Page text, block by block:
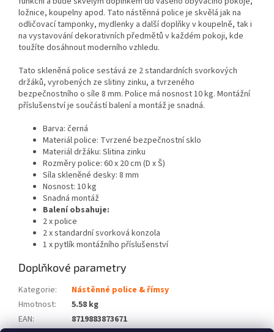
ložnice, koupelny apod. Tato nástěnná police je skvělá jak na
odličovací tamponky, mydlenky a další doplňky v koupelně, tak i
na vystavování dekorativních předmětů v každém pokoji, kde
toužíte dosáhnout moderního vzhledu.
Tato skleněná police sestává ze 2 standardních svorkových
držáků, vyrobených ze slitiny zinku, a tvrzeného
bezpečnostního o síle 8 mm. Police má nosnost 10 kg. Montážní
příslušenství je součástí balení a montáž je snadná.
Barva: černá
Materiál police: Tvrzené bezpečnostní sklo
Materiál držáku: Slitina zinku
Rozměry police: 60 x 20 cm (D x Š)
Síla skleněné desky: 8 mm
Nosnost: 10 kg
Snadná montáž
Balení obsahuje:
2 x police
2 x standardní svorková konzola
1 x pytlík montážního příslušenství
Doplňkové parametry
Kategorie:
Nástěnné police & římsy
Hmotnost:
5.58 kg
EAN:
8719883873671